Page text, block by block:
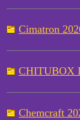
Cimatron
CHITUBOX
Chemcraft